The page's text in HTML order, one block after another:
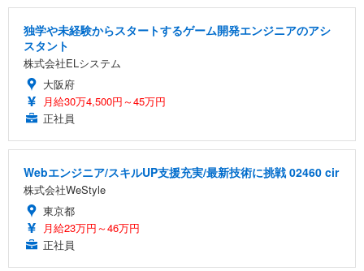
独学や未経験からスタートするゲーム開発エンジニアのアシ
スタント
株式会社ELシステム
大阪府
月給30万4,500円～45万円
正社員
Webエンジニア/スキルUP支援充実/最新技術に挑戦 02460 cir
株式会社WeStyle
東京都
月給23万円～46万円
正社員